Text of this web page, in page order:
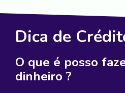
Dica de
O que é posso
dinheiro ?